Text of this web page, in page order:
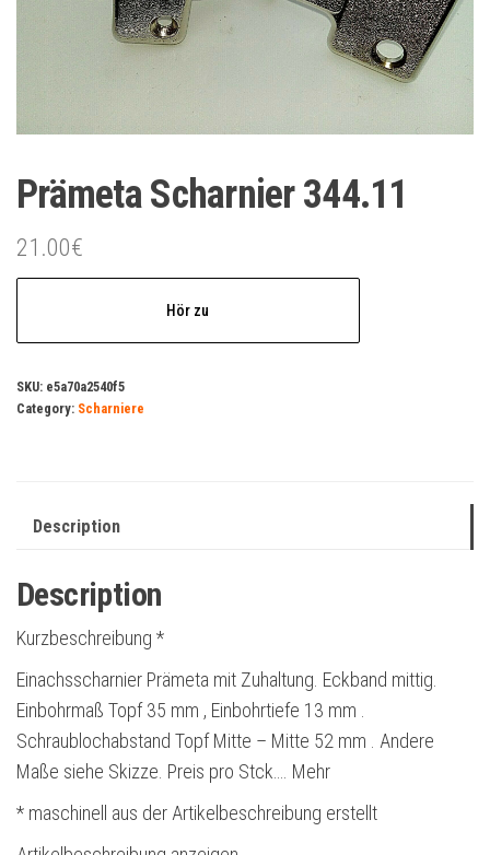
Prämeta Scharnier 344.11
21.00€
Hör zu
SKU: e5a70a2540f5
Category: Scharniere
Description
Description
Kurzbeschreibung *
Einachsscharnier Prämeta mit Zuhaltung. Eckband mittig.
Einbohrmaß Topf 35 mm , Einbohrtiefe 13 mm .
Schraublochabstand Topf Mitte – Mitte 52 mm . Andere
Maße siehe Skizze. Preis pro Stck…. Mehr
* maschinell aus der Artikelbeschreibung erstellt